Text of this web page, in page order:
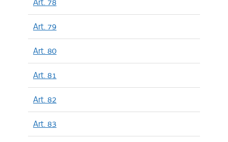
Art. 79
Art. 80
Art. 81
Art. 82
Art. 83